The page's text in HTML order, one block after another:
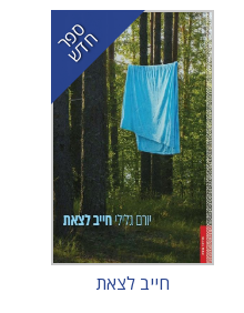
ס
פ
ר
ח
ד
ש
חייב לצאת